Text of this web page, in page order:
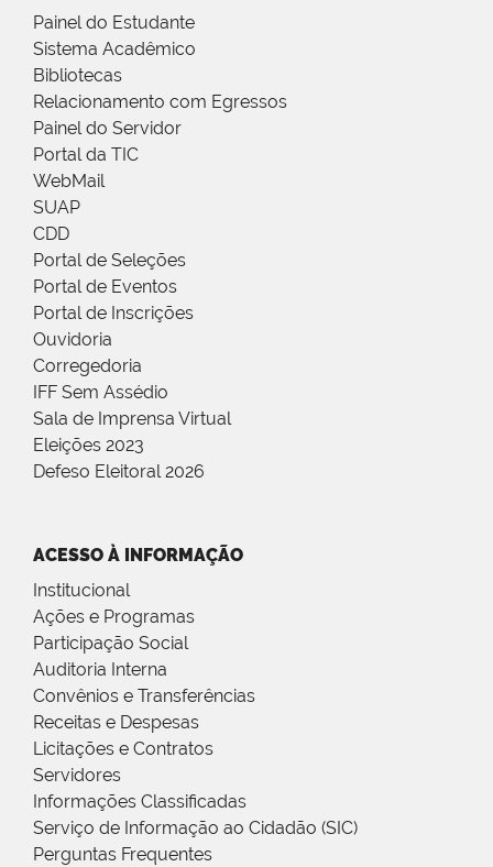
Painel do Estudante
Sistema Acadêmico
Bibliotecas
Relacionamento com Egressos
Painel do Servidor
Portal da TIC
WebMail
SUAP
CDD
Portal de Seleções
Portal de Eventos
Portal de Inscrições
Ouvidoria
Corregedoria
IFF Sem Assédio
Sala de Imprensa Virtual
Eleições 2023
Defeso Eleitoral 2026
ACESSO À INFORMAÇÃO
Institucional
Ações e Programas
Participação Social
Auditoria Interna
Convênios e Transferências
Receitas e Despesas
Licitações e Contratos
Servidores
Informações Classificadas
Serviço de Informação ao Cidadão (SIC)
Perguntas Frequentes